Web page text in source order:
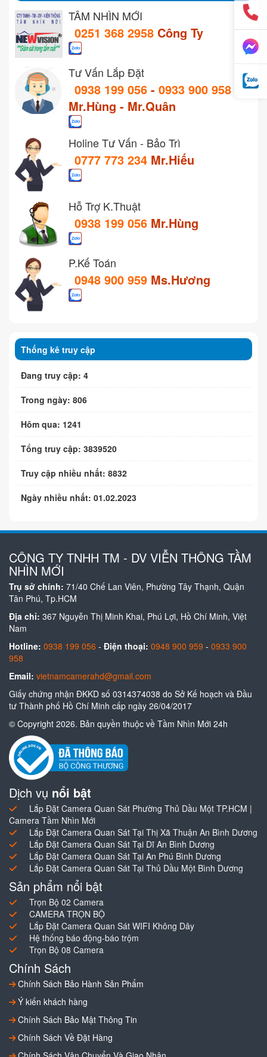
TẦM NHÌN MỚI
0251 368 2958 Công Ty
Tư Vấn Lắp Đặt
0938 199 056 - 0933 900 958
Mr.Hùng - Mr.Quân
Holine Tư Vấn - Bảo Trì
0777 773 234 Mr.Hiếu
Hỗ Trợ K.Thuật
0938 199 056 Mr.Hùng
P.Kế Toán
0948 900 959 Ms.Hương
Thống kê truy cập
Đang truy cập: 4
Trong ngày: 806
Hôm qua: 1241
Tổng truy cập: 3839520
Truy cập nhiều nhất: 8832
Ngày nhiều nhất: 01.02.2023
CÔNG TY TNHH TM - DV VIỄN THÔNG TẦM
NHÌN MỚI
Trụ sở chính: 71/40 Chế Lan Viên, Phường Tây Thạnh, Quận
Tân Phú, Tp.HCM
Địa chỉ: 367 Nguyễn Thị Minh Khai, Phú Lợi, Hồ Chí Minh, Việt
Nam
Hotline: 0938 199 056 - Điện thoại: 0948 900 959 - 0933 900
958
Email: vietnamcamerahd@gmail.com
Giấy chứng nhận ĐKKD số 0314374038 do Sở Kế hoạch và Đầu
tư Thành phố Hồ Chí Minh cấp ngày 26/04/2017
© Copyright 2026. Bản quyền thuộc về Tầm Nhìn Mới 24h
Dịch vụ nổi bật
Lắp Đặt Camera Quan Sát Phường Thủ Dầu Một TP.HCM |
Camera Tầm Nhìn Mới
Lắp Đặt Camera Quan Sát Tại Thị Xã Thuận An Bình Dương
Lắp Đặt Camera Quan Sát Tại Dĩ An Bình Dương
Lắp Đặt Camera Quan Sát Tại An Phú Bình Dương
Lắp Đặt Camera Quan Sát Tại Thủ Dầu Một Bình Dương
Sản phẩm nổi bật
Trọn Bộ 02 Camera
CAMERA TRỌN BỘ
Lắp Đặt Camera Quan Sát WIFI Không Dây
Hệ thống báo động-báo trộm
Trọn Bộ 08 Camera
Chính Sách
Chính Sách Bảo Hành Sản Phẩm
Ý kiến khách hàng
Chính Sách Bảo Mật Thông Tin
Chính Sách Về Đặt Hàng